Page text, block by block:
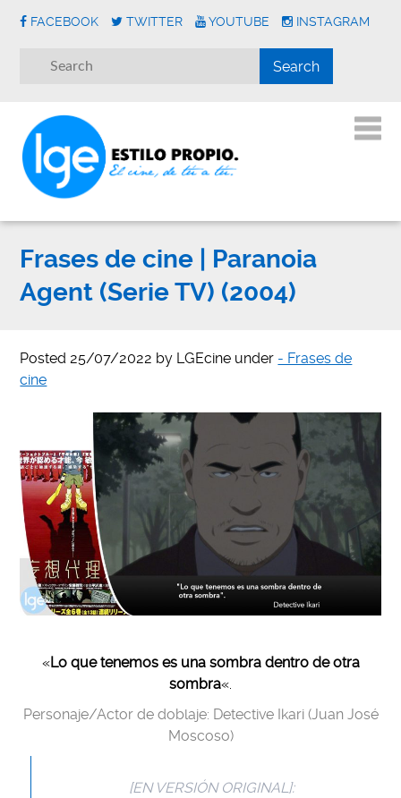
FACEBOOK TWITTER YOUTUBE INSTAGRAM
Frases de cine | Paranoia
Agent (Serie TV) (2004)
Posted25/07/2022 by LGEcine under - Frases de
cine
«Lo que tenemos es una sombra dentro de otra
sombra«.
Personaje/Actor de doblaje: Detective Ikari (Juan José
Moscoso)
[EN VERSIÓN ORIGINAL]: